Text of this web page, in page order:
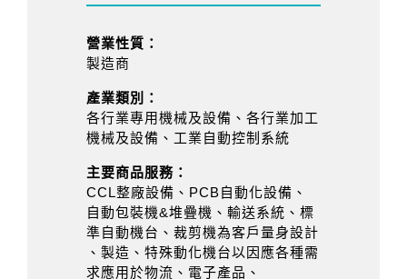
營業性質：
製造商
產業類別：
各行業專用機械及設備、各行業加工
機械及設備、工業自動控制系統
主要商品服務：
CCL整廠設備、PCB自動化設備、
自動包裝機&堆疊機、輸送系統、標
準自動機台、裁剪機為客戶量身設計
、製造、特殊動化機台以因應各種需
求應用於物流、電子產品、